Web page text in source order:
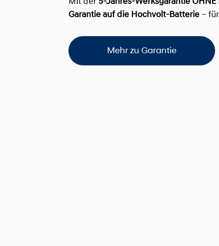
Garantie auf die Hochvolt-Batterie –
Mehr zu Garantie